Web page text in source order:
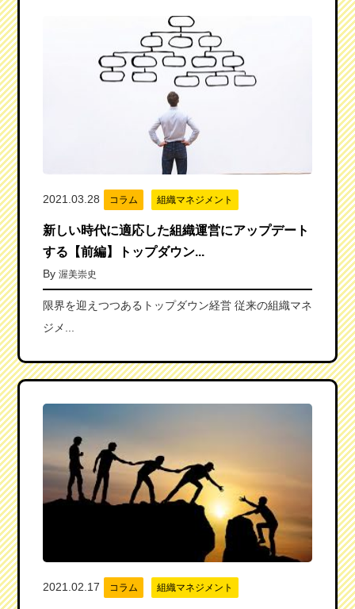
2021.03.28 コラム 組織マネジメント
新しい時代に適応した組織運営にアップデート
する【前編】トップダウン...
By 渥美崇史
限界を迎えつつあるトップダウン経営 従来の組織マネ
ジメ...
2021.02.17 コラム 組織マネジメント